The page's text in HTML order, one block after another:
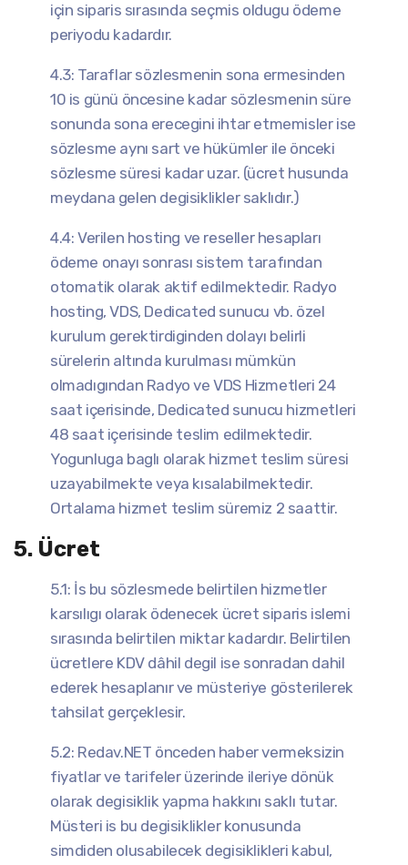
için siparis sırasında seçmis oldugu ödeme
periyodu kadardır.
4.3: Taraflar sözlesmenin sona ermesinden
10 is günü öncesine kadar sözlesmenin süre
sonunda sona erecegini ihtar etmemisler ise
sözlesme aynı sart ve hükümler ile önceki
sözlesme süresi kadar uzar. (ücret husunda
meydana gelen degisiklikler saklıdır.)
4.4: Verilen hosting ve reseller hesapları
ödeme onayı sonrası sistem tarafından
otomatik olarak aktif edilmektedir. Radyo
hosting, VDS, Dedicated sunucu vb. özel
kurulum gerektirdiginden dolayı belirli
sürelerin altında kurulması mümkün
olmadıgından Radyo ve VDS Hizmetleri 24
saat içerisinde, Dedicated sunucu hizmetleri
48 saat içerisinde teslim edilmektedir.
Yogunluga baglı olarak hizmet teslim süresi
uzayabilmekte veya kısalabilmektedir.
Ortalama hizmet teslim süremiz 2 saattir.
5. Ücret
5.1: İs bu sözlesmede belirtilen hizmetler
karsılıgı olarak ödenecek ücret siparis islemi
sırasında belirtilen miktar kadardır. Belirtilen
ücretlere KDV dâhil degil ise sonradan dahil
ederek hesaplanır ve müsteriye gösterilerek
tahsilat gerçeklesir.
5.2: Redav.NET önceden haber vermeksizin
fiyatlar ve tarifeler üzerinde ileriye dönük
olarak degisiklik yapma hakkını saklı tutar.
Müsteri is bu degisiklikler konusunda
simdiden olusabilecek degisiklikleri kabul,